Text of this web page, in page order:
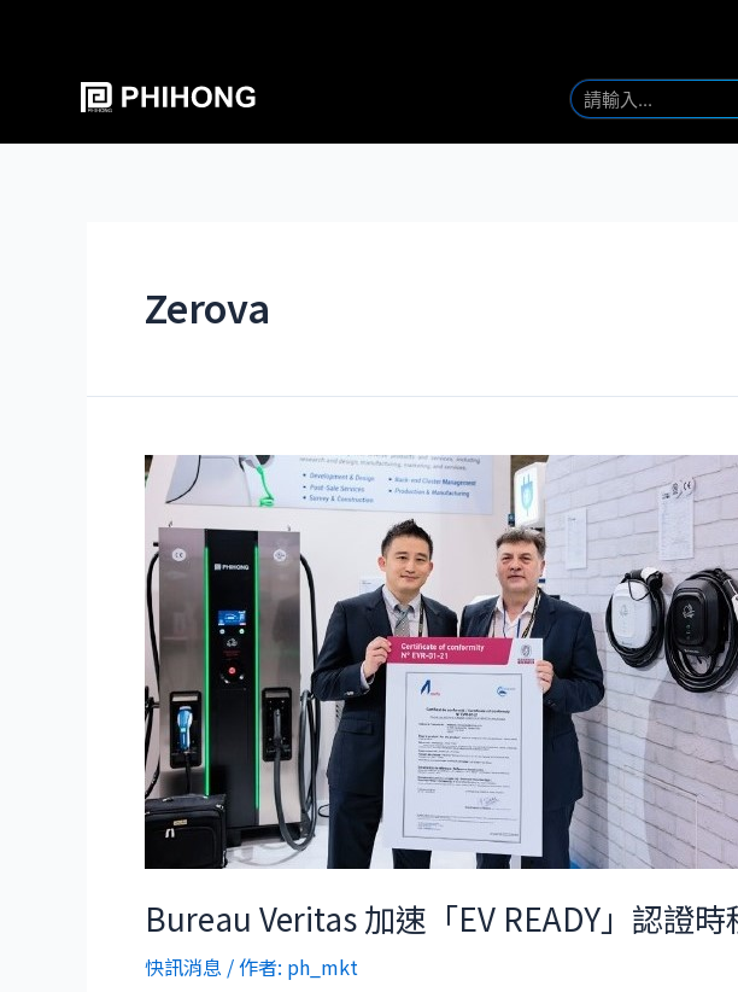
Zerova
Bureau Veritas 加速「EV READY」認證
快訊消息 / 作者: ph_mkt